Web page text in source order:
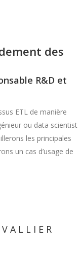
des
R&D et
ETL de manière
ou data scientist
les principales
un cas d’usage de